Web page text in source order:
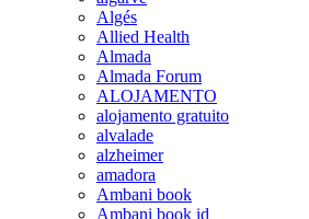
Algés
Allied Health
Almada
Almada Forum
ALOJAMENTO
alojamento gratuito
alvalade
alzheimer
amadora
Ambani book
Ambani book id